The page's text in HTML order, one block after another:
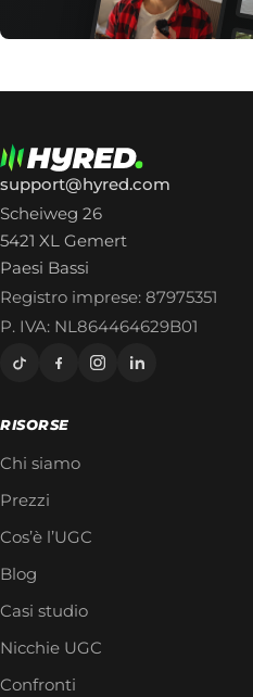
support@hyred.com
Scheiweg 26
5421 XL Gemert
Paesi Bassi
Registro imprese: 87975351
P. IVA: NL864464629B01
RISORSE
Chi siamo
Prezzi
Cos’è l’UGC
Blog
Casi studio
Nicchie UGC
Confronti